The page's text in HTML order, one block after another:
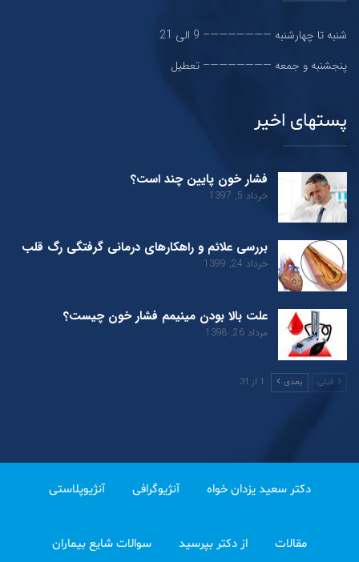
شنبه تا چهارشنبه ———————– 9 الی 21
پنجشنبه و جمعه ———————– تعطیل
پستهای اخیر
فشار خون پایین چند است؟
خرداد 5, 1397
بررسی علائم و راهکارهای درمانی گرفتگی رگ قلب
خرداد 24, 1399
علت بالا بودن مینیمم فشار خون چیست؟
مرداد 26, 1398
قبلی بعدی 1 از 31
دکتر سعید یزدان خواه آنژیوگرافی آنژیوپلاستی
مقالات از دکتر بپرسید سوالات شایع بیماران